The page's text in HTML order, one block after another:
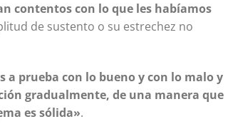
contentos con lo que les habíamos
de sustento o su estrechez no
a prueba con lo bueno y con lo malo y
gradualmente, de una manera que
es sólida».